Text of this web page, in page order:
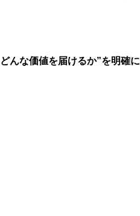
んな価値を届けるか”を明確に